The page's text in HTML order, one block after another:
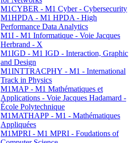
M1CYBER - M1 Cyber - Cybersecurity
M1HPDA - M1 HPDA - High
Performance Data Analytics
M1I - M1 Informatique - Voie Jacques
Herbrand - X
M1IGD - M1 IGD - Interaction, Graphic
and Design
M1INTTRACPHY - M1 - International
Track in Physics
M1MAP - M1 Mathématiques et
Applications - Voie Jacques Hadamard -
École Polytechnique
M1MATHAPP - M1 - Mathématiques
Appliquées
M1MPRI - M1 MPRI - Foudations of